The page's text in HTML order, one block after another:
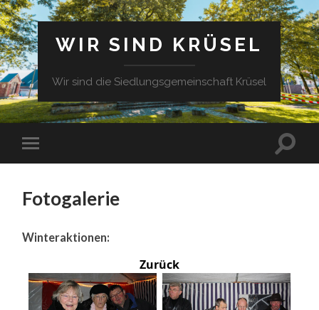
WIR SIND KRÜSEL
Wir sind die Siedlungsgemeinschaft Krüsel
Fotogalerie
Winteraktionen:
Zurück